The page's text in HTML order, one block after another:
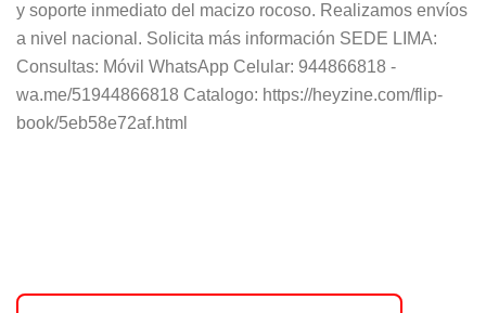
y soporte inmediato del macizo rocoso. Realizamos envíos
a nivel nacional. Solicita más información SEDE LIMA:
Consultas: Móvil WhatsApp Celular: 944866818 -
wa.me/51944866818 Catalogo: https://heyzine.com/flip-
book/5eb58e72af.html